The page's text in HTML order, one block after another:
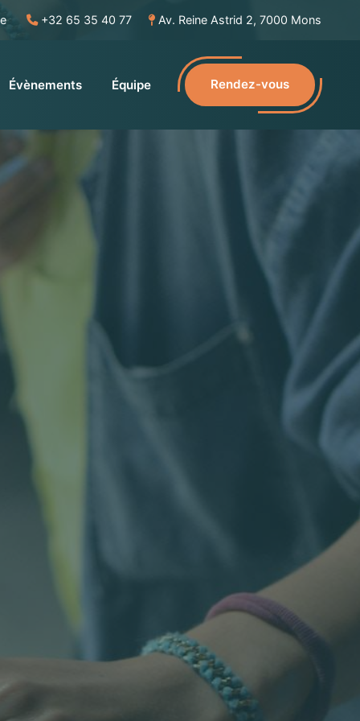
+32 65 35 40 77 Av. Reine Astrid 2, 7000 Mons
Évènements Équipe Rendez-vous